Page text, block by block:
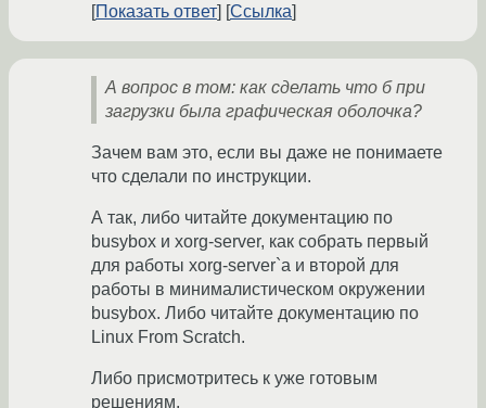
Показать ответ
Ссылка
А вопрос в том: как сделать что б при
загрузки была графическая оболочка?
Зачем вам это, если вы даже не понимаете
что сделали по инструкции.
А так, либо читайте документацию по
busybox и xorg-server, как собрать первый
для работы xorg-server`а и второй для
работы в минималистическом окружении
busybox. Либо читайте документацию по
Linux From Scratch.
Либо присмотритесь к уже готовым
решениям.